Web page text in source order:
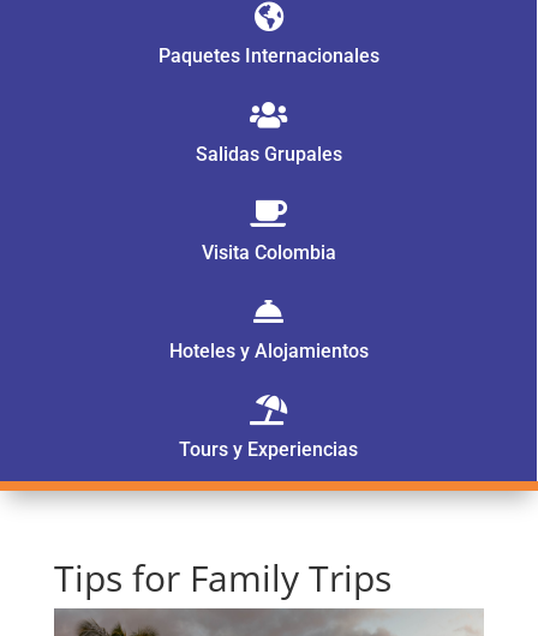

Paquetes Internacionales

Salidas Grupales

Visita Colombia

Hoteles y Alojamientos

Tours y Experiencias
Tips for Family Trips